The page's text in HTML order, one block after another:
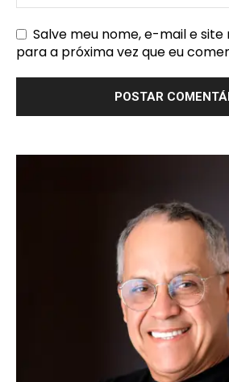
Salve meu nome, e-mail e
para a próxima vez que eu